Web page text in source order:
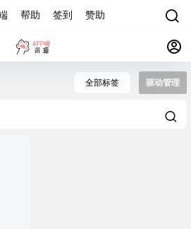
帮助 签到 赞助
全部标签 驱动管理